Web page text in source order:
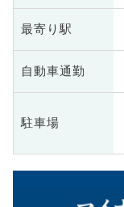
最寄り駅
自動車通勤
駐車場